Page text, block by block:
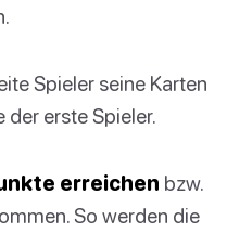
Spieler seine Karten
erste Spieler.
erreichen bzw.
So werden die